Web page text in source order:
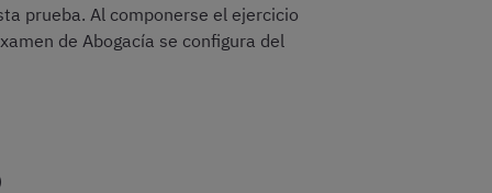
prueba. Al componerse el ejercicio
de Abogacía se configura del